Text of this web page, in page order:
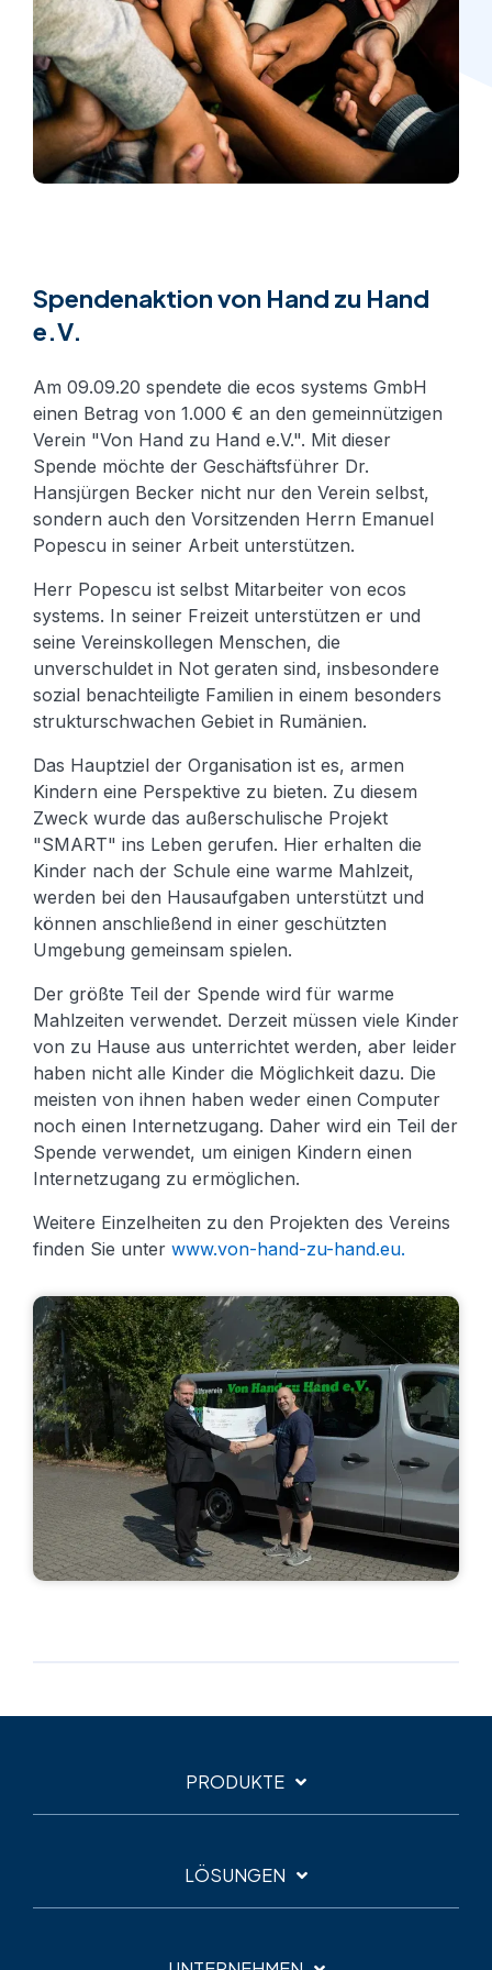
Elektronische
Schließfachsysteme
Software &
Apps
Produkte Übersicht >
Unsere
Services
So sind Ihre
Systeme immer
einsatzbereit
Spendenaktion von Hand zu Hand
e.V.
Am 09.09.20 spendete die ecos systems GmbH
einen Betrag von 1.000 € an den gemeinnützigen
Verein "Von Hand zu Hand e.V.". Mit dieser
Spende möchte der Geschäftsführer Dr.
Hansjürgen Becker nicht nur den Verein selbst,
sondern auch den Vorsitzenden Herrn Emanuel
Popescu in seiner Arbeit unterstützen.
Herr Popescu ist selbst Mitarbeiter von ecos
systems. In seiner Freizeit unterstützen er und
seine Vereinskollegen Menschen, die
unverschuldet in Not geraten sind, insbesondere
sozial benachteiligte Familien in einem besonders
strukturschwachen Gebiet in Rumänien.
Das Hauptziel der Organisation ist es, armen
Kindern eine Perspektive zu bieten. Zu diesem
Zweck wurde das außerschulische Projekt
"SMART" ins Leben gerufen. Hier erhalten die
Kinder nach der Schule eine warme Mahlzeit,
werden bei den Hausaufgaben unterstützt und
können anschließend in einer geschützten
Umgebung gemeinsam spielen.
Der größte Teil der Spende wird für warme
Mahlzeiten verwendet. Derzeit müssen viele Kinder
von zu Hause aus unterrichtet werden, aber leider
haben nicht alle Kinder die Möglichkeit dazu. Die
meisten von ihnen haben weder einen Computer
noch einen Internetzugang. Daher wird ein Teil der
Spende verwendet, um einigen Kindern einen
Internetzugang zu ermöglichen.
Weitere Einzelheiten zu den Projekten des Vereins
finden Sie unter www.von-hand-zu-hand.eu.
PRODUKTE
LÖSUNGEN